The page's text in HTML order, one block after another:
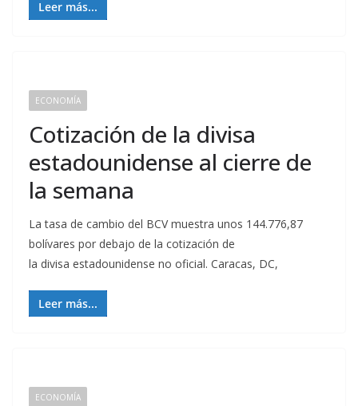
Leer más...
ECONOMÍA
Cotización de la divisa
estadounidense al cierre de
la semana
La tasa de cambio del BCV muestra unos 144.776,87
bolívares por debajo de la cotización de
la divisa estadounidense no oficial. Caracas, DC,
Leer más...
ECONOMÍA